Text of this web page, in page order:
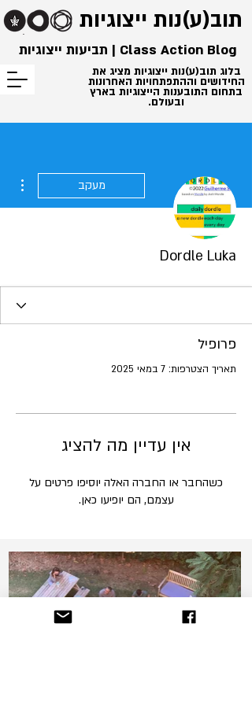
תוב(ע)נות ייצוגיות
בלוג תוב(ע)נות ייצוגיות מציג את
החידושים וההתפתחויות האחרונות
בתחום התובענות הייצוגיות בארץ
ובעולם.
Class Action Blog | תביעות ייצוגיות
מעקב
Dordle Luka
פרופיל
תאריך הצטרפות: 7 במאי 2025
אין עדיין מה להציג
כשהחבר או החברה האלה יוסיפו פרטים על
עצמם, הם יופיעו כאן.